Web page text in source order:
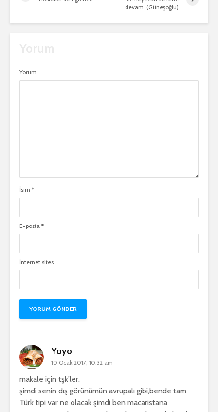
devam..(Güneşoğlu)
Yorum
İsim *
E-posta *
İnternet sitesi
Yoyo
10 Ocak 2017, 10:32 am
makale için tşk’ler.
şimdi senin dış görünümün avrupalı gibi,bende tam
Türk tipi var ne olacak şimdi ben macaristana